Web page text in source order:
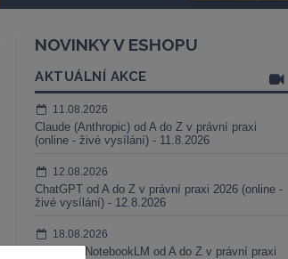
NOVINKY V ESHOPU
AKTUÁLNÍ AKCE
11.08.2026
Claude (Anthropic) od A do Z v právní praxi
(online - živé vysílání) - 11.8.2026
12.08.2026
ChatGPT od A do Z v právní praxi 2026 (online -
živé vysílání) - 12.8.2026
18.08.2026
Gemini a NotebookLM od A do Z v právní praxi